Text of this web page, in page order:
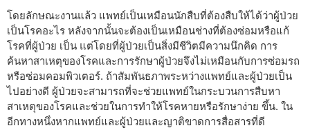
โดยลักษณะงานแล้ว แพทย์เป็นเหมือนนักสืบที่ต้องสืบให้ได้ว่าผู้ป่วย
เป็นโรคอะไร หลังจากนั้นจะต้องเป็นเหมือนช่างที่ต้องซ่อมหรือแก้
โรคที่ผู้ป่วย เป็น แต่โดยที่ผู้ป่วยเป็นสิ่งมีชีวิตมีความนึกคิด การ
ค้นหาสาเหตุของโรคและการรักษาผู้ป่วยจึงไม่เหมือนกับการซ่อมรถ
หรือซ่อมคอมพิวเตอร์. ถ้าสัมพันธภาพระหว่างแพทย์และผู้ป่วยเป็น
ไปอย่างดี ผู้ป่วยจะสามารถที่จะช่วยแพทย์ในกระบวนการสืบหา
สาเหตุของโรคและช่วยในการทำให้โรคหายหรือรักษาง่าย ขึ้น. ใน
อีกทางหนึ่งหากแพทย์และผู้ป่วยและญาติขาดการสื่อสารที่ดี